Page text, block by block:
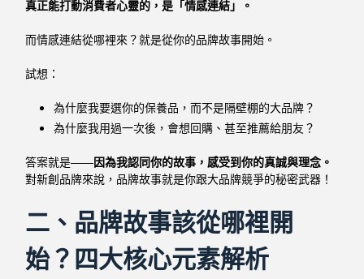
真正能打動消費者心靈的，是「情感連結」。
而情感連結從哪裡來？就是從你的品牌故事開始。
試想：
為什麼我要選你的保養品，而不是隔壁棚的大品牌？
為什麼我用過一次後，會想回購、甚至推薦給朋友？
答案就是——因為我認同你的故事，感受到你的真誠與理念。
對新創品牌來說，品牌故事就是你跟大品牌競爭的秘密武器！
二、品牌故事該從哪裡開
始？四大核心元素解析